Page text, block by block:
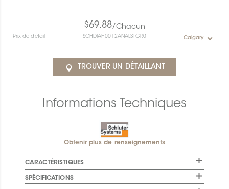
$69.88/Chacun
Prix de détail SCHDIAH0012ANALSTGR0 Calgary
TROUVER UN DÉTAILLANT
Informations Techniques
Obtenir plus de renseignements
CARACTÉRISTIQUES
SPÉCIFICATIONS